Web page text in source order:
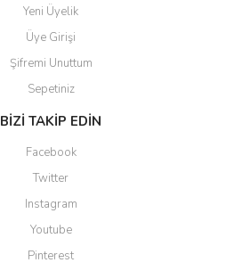
Yeni Üyelik
Üye Girişi
Şifremi Unuttum
Sepetiniz
BİZİ TAKİP EDİN
Facebook
Twitter
Instagram
Youtube
Pinterest